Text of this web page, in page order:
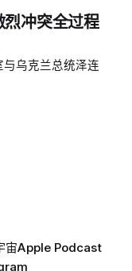
消，还可能引发
欧洲盟国的强烈
冲突全过程
乌克兰总统泽连
宙Apple Podcast